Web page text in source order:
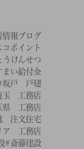
情報ブログ
コポイント
うけんせつ
まい給付金
坂戸 戸建
玉 工務店
県 工務店
注文住宅
ア 工務店
#斎藤建設